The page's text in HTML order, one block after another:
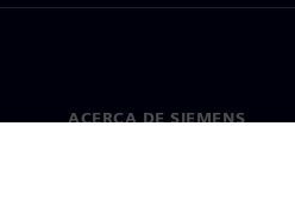
ACERCA DE SIEMENS